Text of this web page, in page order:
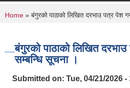
You are here
Home » बंगुरको पाठाको लिखित दरभाउ पत्र पेश
बंगुरको पाठाको लिखित
सम्बन्धि सूचना ।
Submitted on: Tue, 04/21/2026 -